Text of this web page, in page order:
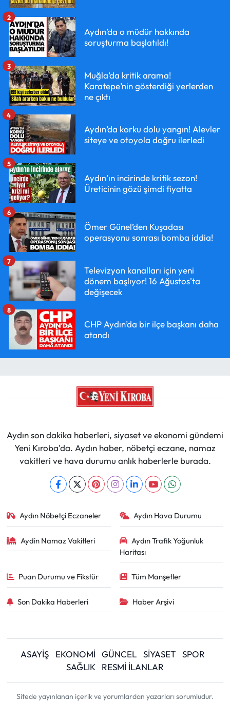
Aydın’da o müdür hakkında
soruşturma başlatıldı!
2
Muğla’da kritik arama!
Karatepe’nin gösterdiği yerlerden
ne çıktı
3
Aydın’da korku dolu yangın! Alevler
siteye ve otoyola doğru ilerledi
4
Aydın’ın incirinde kritik sezon!
Üreticinin gözü şimdi fiyatta
5
Ömer Günel’den Kuşadası
operasyonu sonrası bomba iddia!
6
Televizyon kanalları için yeni
dönem başlıyor! 16 Ağustos'ta
değişecek
7
CHP Aydın’da bir ilçe başkanı daha
atandı
8
Aydın son dakika haberleri, siyaset ve ekonomi gündemi
Yeni Kıroba'da. Aydın haber, nöbetçi eczane, namaz
vakitleri ve hava durumu anlık haberlerle burada.
Aydın Nöbetçi Eczaneler Aydın Hava Durumu
Aydin Namaz Vakitleri
Aydın Trafik Yoğunluk
Haritası
Puan Durumu ve Fikstür Tüm Manşetler
Son Dakika Haberleri Haber Arşivi
ASAYİŞ EKONOMİ GÜNCEL SİYASET
SPOR
SAĞLIK
RESMİ İLANLAR
Sitede yayınlanan içerik ve yorumlardan yazarları sorumludur.